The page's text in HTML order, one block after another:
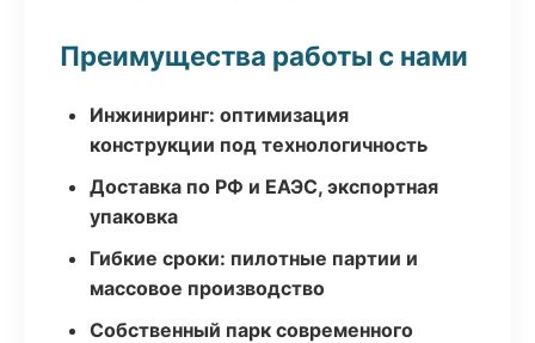
Преимущества работы с нами
Инжиниринг: оптимизация
конструкции под технологичность
Доставка по РФ и ЕАЭС, экспортная
упаковка
Гибкие сроки: пилотные партии и
массовое производство
Собственный парк современного